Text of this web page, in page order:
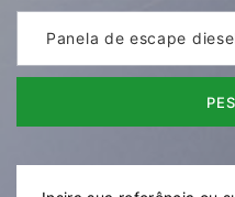
Panela de escape